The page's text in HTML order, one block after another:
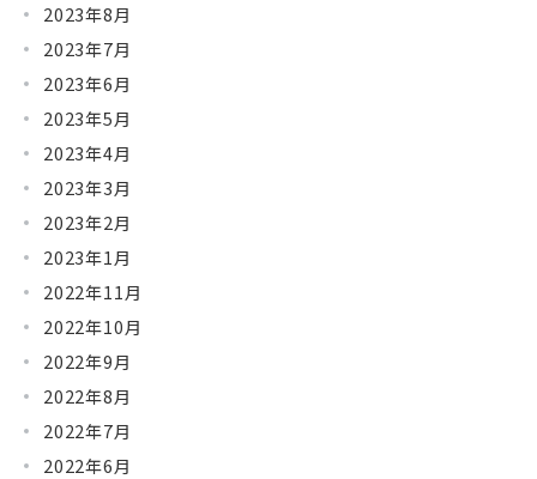
2023年8月
2023年7月
2023年6月
2023年5月
2023年4月
2023年3月
2023年2月
2023年1月
2022年11月
2022年10月
2022年9月
2022年8月
2022年7月
2022年6月